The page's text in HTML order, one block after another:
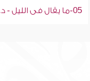
05-ما يقال فى الليل - د.محمد إسماعيل المقدم